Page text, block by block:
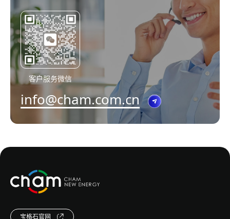
info@cham.com.cn
客户服务微信
宝格石官网